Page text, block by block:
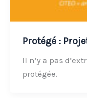
Protégé :
Il n’y a pas
protégée.